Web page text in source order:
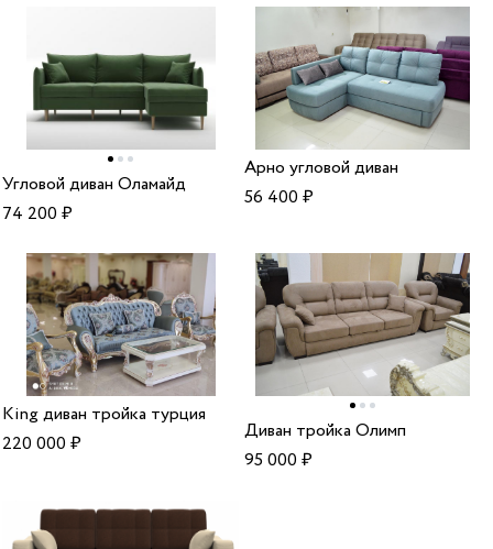
Угловой диван Оламайд
74 200₽
Арно угловой диван
56 400₽
King диван тройка турция
220 000₽
Диван тройка Олимп
95 000₽